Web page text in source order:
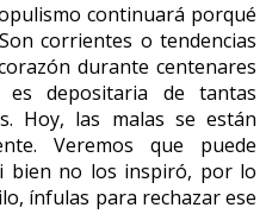
continuará porqué
corrientes o tendencias
durante centenares
depositaria de tantas
Hoy, las malas se están
Veremos que puede
bien no los inspiró, por lo
ínfulas para rechazar ese